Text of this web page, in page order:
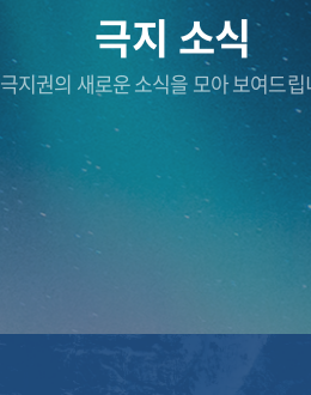
극지 소식
극지권의 새로운 소식을 모아 보여드